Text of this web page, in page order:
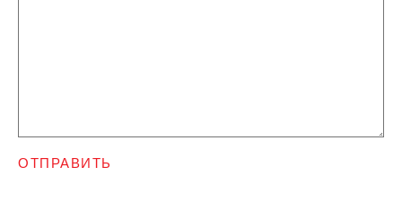
ОТПРАВИТЬ